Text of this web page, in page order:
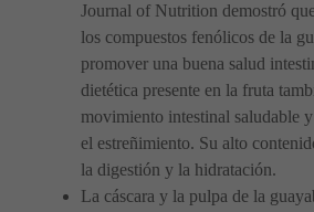
Journal of Nutrition demostró
los compuestos fenólicos de la
promover una buena salud
dietética presente en la fruta
movimiento intestinal saludable
el estreñimiento. Su alto
la digestión y la hidratación.
La cáscara y la pulpa de la